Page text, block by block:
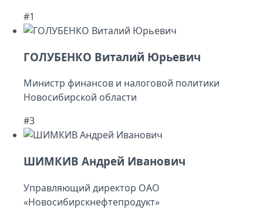
#1
ГОЛУБЕНКО Виталий Юрьевич
Министр финансов и налоговой политики
Новосибирской области
#3
ШИМКИВ Андрей Иванович
Управляющий директор ОАО
«Новосибирскнефтепродукт»